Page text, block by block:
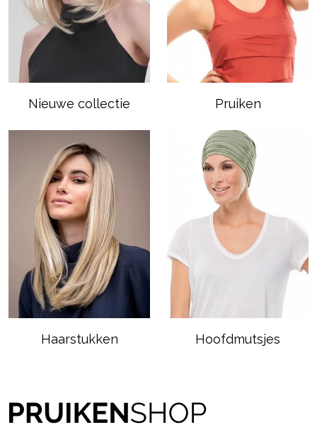
Nieuwe collectie Pruiken
Haarstukken Hoofdmutsjes